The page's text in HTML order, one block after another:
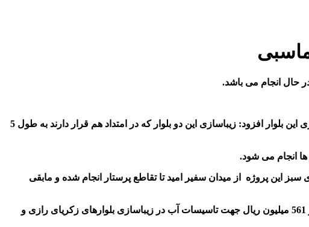
حال انجام می باشد.
به گزارش مدیریت ارتباطات و امور بین الملل شهرداری بیرجند؛ مهندس محمد علی جاوید روز پنجشنبه در بازدید از عملیات بهسازی این بلوار افزود: زیباسازی این دو بلوار که در امتداد هم قرار دارند به طول 5
انجام می شود.
و یادآور شد: 100 درصد تاسیسات برق، آب و توسعه فضای سبز این پروژه از میدان سفیر امید تا تقاطع پرستار انجام شده و مابقی
جاوید هزینه اجرای تاسیسات برق در این بلوارها را بالغ بر 330 میلیون ریال عنوان کرد و افزود: پیش بینی می شود مبلغ 2 میلیارد و 561 میلیون ریال جهت تاسیسات آب در زیباسازی بلوارهای زکریای رازی و